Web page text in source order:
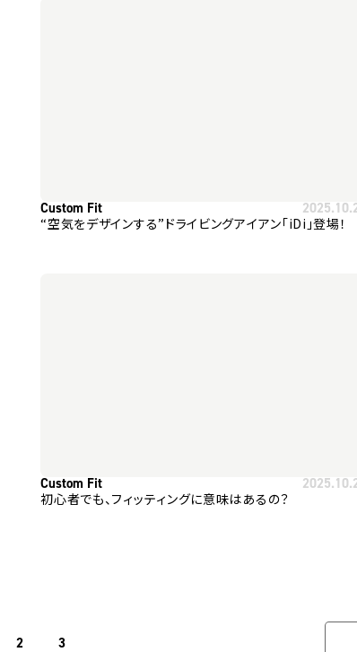
Custom Fit
“空気をデザインする”ドライビングアイアン「iDi」登場！
Custom Fit
初心者でも、フィッティングに意味はあるの？
2 3